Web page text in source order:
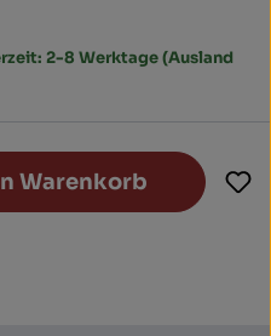
2-8 Werktage (Ausland
Warenkorb